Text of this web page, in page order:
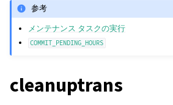
参考
メンテナンス タスクの実行
COMMIT_PENDING_HOURS
cleanuptrans